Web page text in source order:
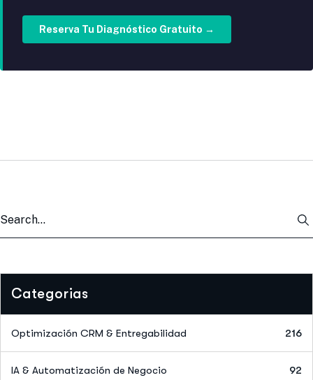
Reserva Tu Diagnóstico Gratuito →
Categorias
Optimización CRM & Entregabilidad 216
IA & Automatización de Negocio 92